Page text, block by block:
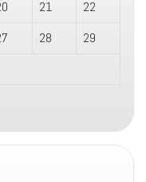
21
22
28
29